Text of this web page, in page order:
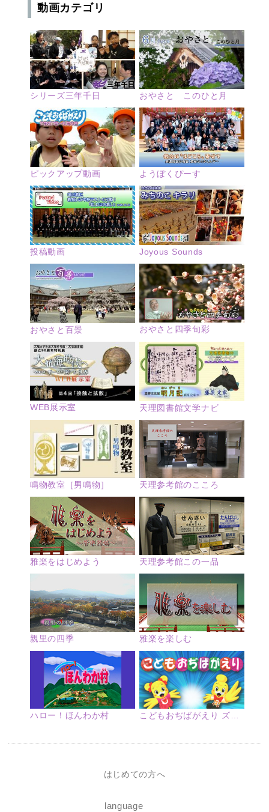
動画カテゴリ
シリーズ三年千日 おやさと このひと月
ピックアップ動画 ようぼくぴーす
投稿動画 Joyous Sounds
おやさと百景 おやさと四季旬彩
WEB展示室 天理図書館文学ナビ
鳴物教室［男鳴物］ 天理参考館のこころ
雅楽をはじめよう 天理参考館この一品
親里の四季 雅楽を楽しむ
ハロー！ほんわか村 こどもおぢばがえり ズームアップ
はじめての方へ
language